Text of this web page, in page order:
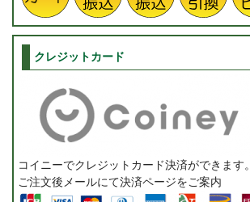
クレジットカード
コイニーでクレジットカード決済ができます。
ご注文後メールにて決済ページをご案内